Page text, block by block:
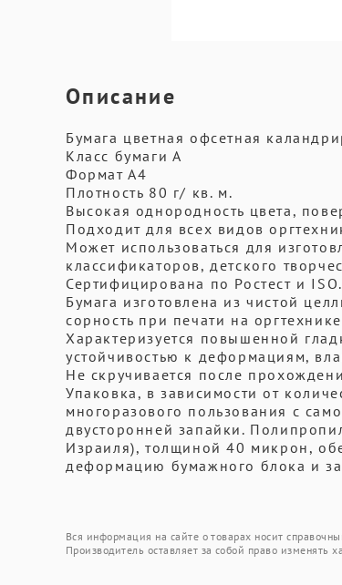
Описание
Бумага цветная офсетная
Класс бумаги А
Формат А4
Плотность 80 г/ кв. м.
Высокая однородность цвета,
Подходит для всех видов
Может использоваться для
классификаторов, детского
Сертифицирована по Ростест и ISO.
Бумага изготовлена из чистой
сорность при печати на
Характеризуется повышенной
устойчивостью к деформациям,
Не скручивается после
Упаковка, в зависимости от
многоразового пользования с
двусторонней запайки.
Израиля), толщиной 40 микрон,
деформацию бумажного блока и
Вся информация на сайте о товарах носит
Производитель оставляет за собой право изменять